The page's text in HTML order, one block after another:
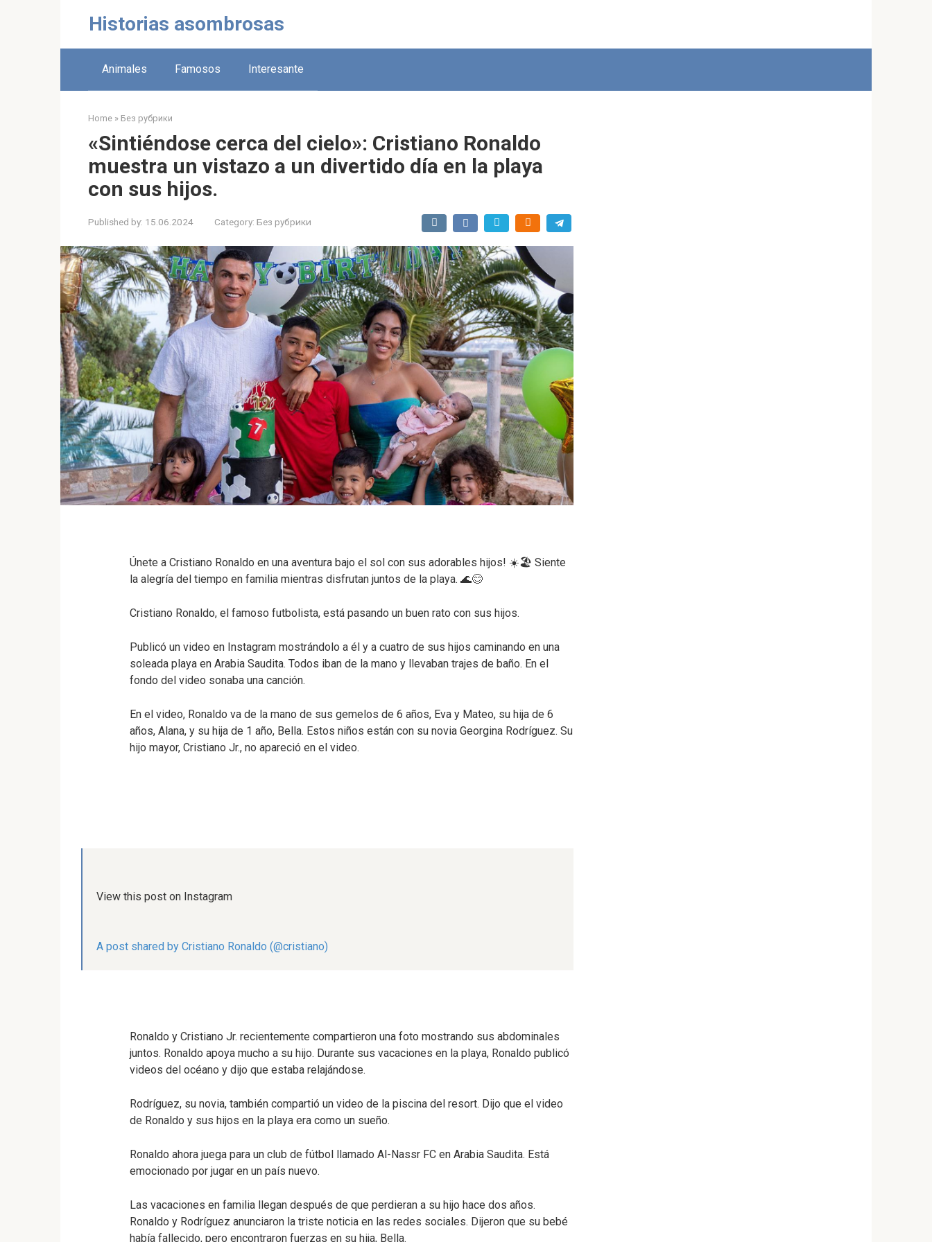
Historias asombrosas
Animales Famosos Interesante
Home » Без рубрики
«Sintiéndose cerca del cielo»: Cristiano Ronaldo
muestra un vistazo a un divertido día en la playa
con sus hijos.
Published by: 15.06.2024 Category: Без рубрики
Únete a Cristiano Ronaldo en una aventura bajo el sol con sus adorables hijos! ☀️🏖️ Siente
la alegría del tiempo en familia mientras disfrutan juntos de la playa. 🌊😊
Cristiano Ronaldo, el famoso futbolista, está pasando un buen rato con sus hijos.
Publicó un video en Instagram mostrándolo a él y a cuatro de sus hijos caminando en una
soleada playa en Arabia Saudita. Todos iban de la mano y llevaban trajes de baño. En el
fondo del video sonaba una canción.
En el video, Ronaldo va de la mano de sus gemelos de 6 años, Eva y Mateo, su hija de 6
años, Alana, y su hija de 1 año, Bella. Estos niños están con su novia Georgina Rodríguez. Su
hijo mayor, Cristiano Jr., no apareció en el video.
View this post on Instagram
A post shared by Cristiano Ronaldo (@cristiano)
Ronaldo y Cristiano Jr. recientemente compartieron una foto mostrando sus abdominales
juntos. Ronaldo apoya mucho a su hijo. Durante sus vacaciones en la playa, Ronaldo publicó
videos del océano y dijo que estaba relajándose.
Rodríguez, su novia, también compartió un video de la piscina del resort. Dijo que el video
de Ronaldo y sus hijos en la playa era como un sueño.
Ronaldo ahora juega para un club de fútbol llamado Al-Nassr FC en Arabia Saudita. Está
emocionado por jugar en un país nuevo.
Las vacaciones en familia llegan después de que perdieran a su hijo hace dos años.
Ronaldo y Rodríguez anunciaron la triste noticia en las redes sociales. Dijeron que su bebé
había fallecido, pero encontraron fuerzas en su hija, Bella.